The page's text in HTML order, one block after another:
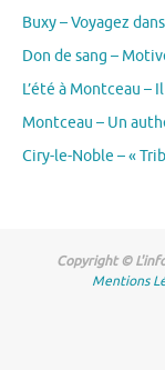
Buxy – Voyagez
Don de sang –
L’été à Montceau –
Montceau – Un
Ciry-le-Noble – «
Copyright ©
Mentions